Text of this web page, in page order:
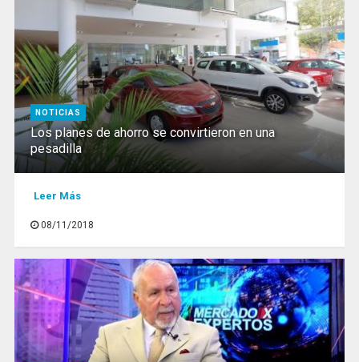
NOTICIAS
Los planes de ahorro se convirtieron en una
pesadilla
Leer Más
08/11/2018